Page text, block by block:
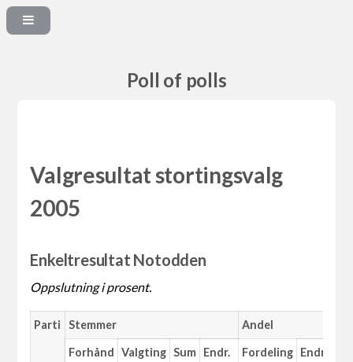
Poll of polls
Valgresultat stortingsvalg
2005
Enkeltresultat Notodden
Oppslutning i prosent.
Parti Stemmer Andel
Forhånd Valgting Sum Endr.
Fordeling Endr.